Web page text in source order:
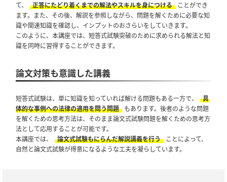
て、
正答にたどり着くまでの解法やスキルを身につける
ことができ
ます。また、その後、解説を参照しながら、問題を解くために必要な知
識や関連知識を確認し、インプットのおさらいをしていきます。
このように、本講座では、短答式試験突破のために求められる解法と知
識を同時に習得することができます。
論文対策も意識した講義
短答式試験は、単に知識を知っていれば解ける問題もある一方で、
具
体的な事例への法律の適用を問う問題
もあります。後者のような問題
を解くための思考方法は、そのまま論文式試験問題を解くための思考方
法として応用することが可能です。
本講座では、
論文式試験もにらんだ解説講義を行う
ことによって、
自然と論文式試験が得意になるような工夫を凝らしています。